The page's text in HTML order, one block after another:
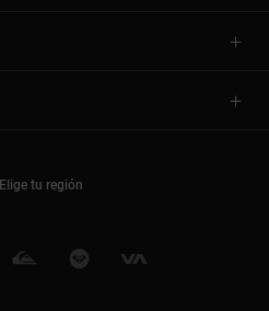
Elige tu región